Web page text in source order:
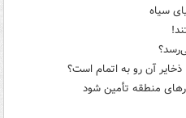
سیاه
آن رو به اتمام است؟
منطقه تأمین شود